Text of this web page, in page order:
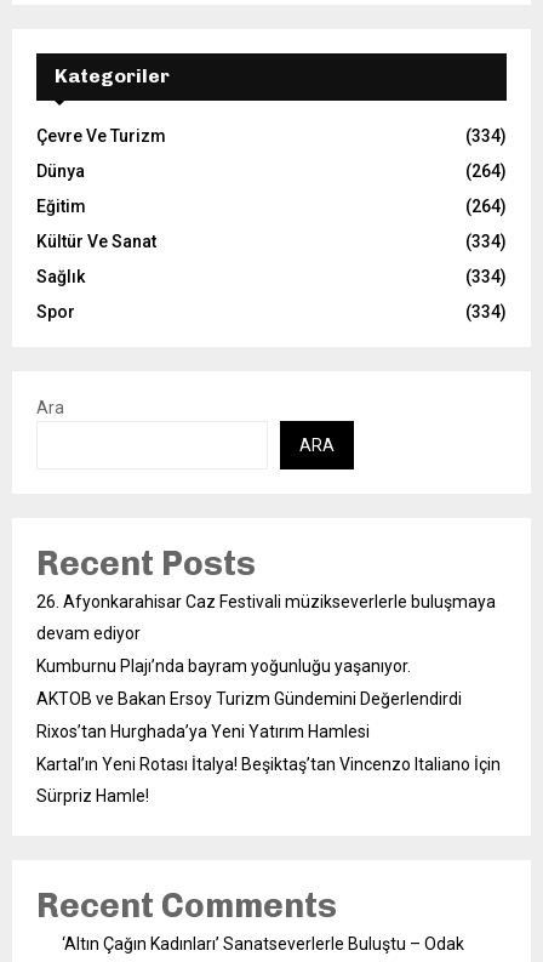
Kategoriler
Çevre Ve Turizm
(334)
Dünya
(264)
Eğitim
(264)
Kültür Ve Sanat
(334)
Sağlık
(334)
Spor
(334)
Ara
ARA
Recent Posts
26. Afyonkarahisar Caz Festivali müzikseverlerle buluşmaya
devam ediyor
Kumburnu Plajı’nda bayram yoğunluğu yaşanıyor.
AKTOB ve Bakan Ersoy Turizm Gündemini Değerlendirdi
Rixos’tan Hurghada’ya Yeni Yatırım Hamlesi
Kartal’ın Yeni Rotası İtalya! Beşiktaş’tan Vincenzo Italiano İçin
Sürpriz Hamle!
Recent Comments
‘Altın Çağın Kadınları’ Sanatseverlerle Buluştu – Odak